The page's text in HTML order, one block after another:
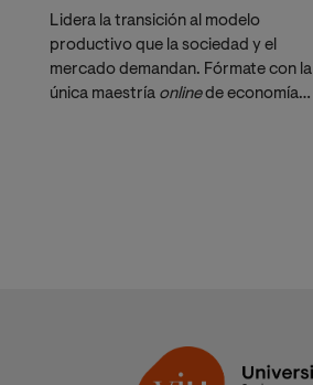
Lidera la transición al modelo
productivo que la sociedad y el
mercado demandan. Fórmate con la
única maestría online de economía